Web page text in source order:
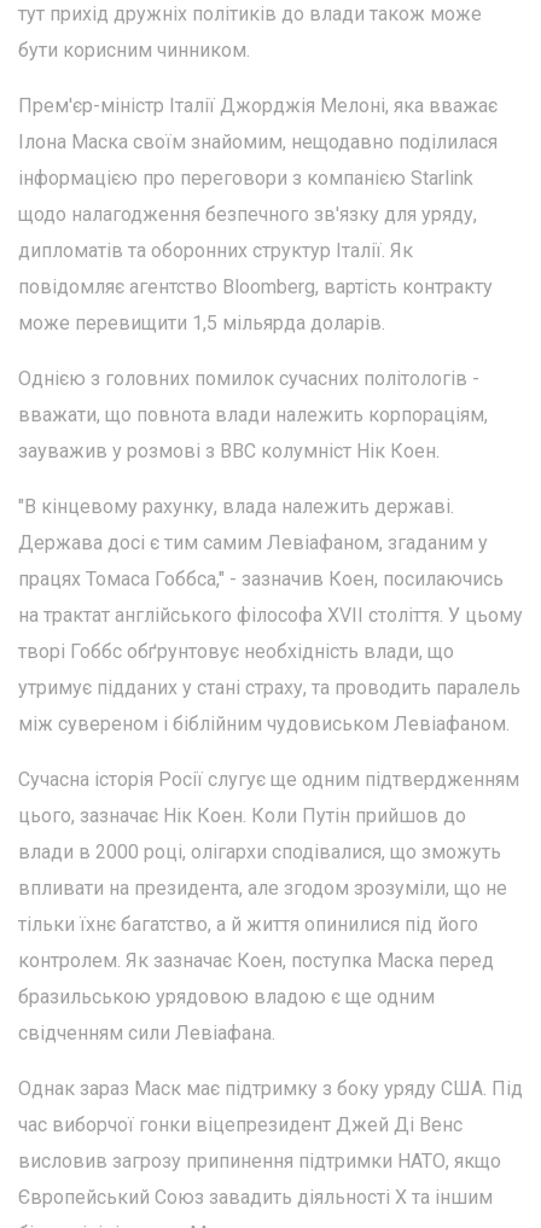
тут прихід дружніх політиків до влади також може
бути корисним чинником.
Прем'єр-міністр Італії Джорджія Мелоні, яка вважає
Ілона Маска своїм знайомим, нещодавно поділилася
інформацією про переговори з компанією Starlink
щодо налагодження безпечного зв'язку для уряду,
дипломатів та оборонних структур Італії. Як
повідомляє агентство Bloomberg, вартість контракту
може перевищити 1,5 мільярда доларів.
Однією з головних помилок сучасних політологів -
вважати, що повнота влади належить корпораціям,
зауважив у розмові з ВВС колумніст Нік Коен.
"В кінцевому рахунку, влада належить державі.
Держава досі є тим самим Левіафаном, згаданим у
працях Томаса Гоббса," - зазначив Коен, посилаючись
на трактат англійського філософа XVII століття. У цьому
творі Гоббс обґрунтовує необхідність влади, що
утримує підданих у стані страху, та проводить паралель
між сувереном і біблійним чудовиськом Левіафаном.
Сучасна історія Росії слугує ще одним підтвердженням
цього, зазначає Нік Коен. Коли Путін прийшов до
влади в 2000 році, олігархи сподівалися, що зможуть
впливати на президента, але згодом зрозуміли, що не
тільки їхнє багатство, а й життя опинилися під його
контролем. Як зазначає Коен, поступка Маска перед
бразильською урядовою владою є ще одним
свідченням сили Левіафана.
Однак зараз Маск має підтримку з боку уряду США. Під
час виборчої гонки віцепрезидент Джей Ді Венс
висловив загрозу припинення підтримки НАТО, якщо
Європейський Союз завадить діяльності X та іншим